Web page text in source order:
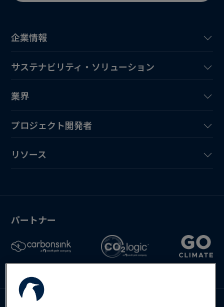
企業情報
サステナビリティ・ソリューション
業界
プロジェクト開発者
リソース
パートナー